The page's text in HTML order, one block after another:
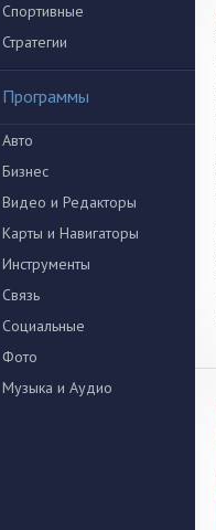
Спортивные
Стратегии
Программы
Авто
Бизнес
Видео и Редакторы
Карты и Навигаторы
Инструменты
Связь
Социальные
Фото
Музыка и Аудио